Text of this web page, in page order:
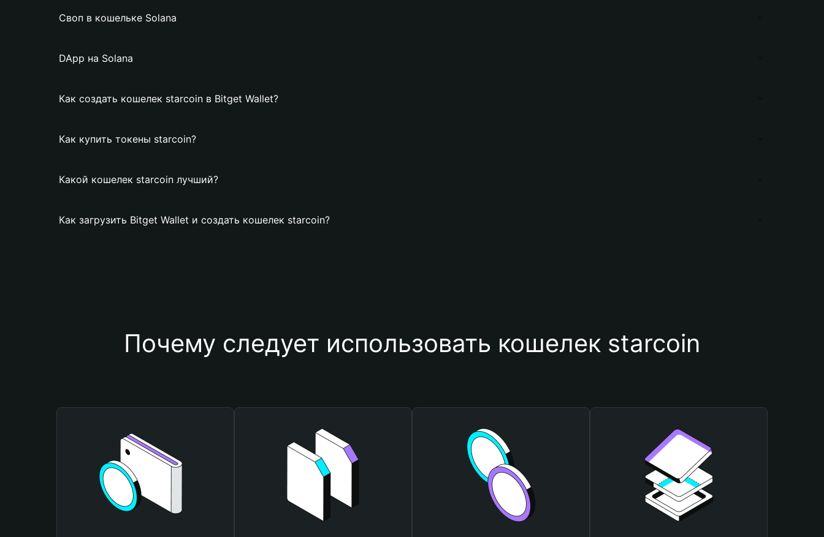
Своп в кошельке Solana
DApp на Solana
Как создать кошелек starcoin в Bitget Wallet?
Как купить токены starcoin?
Какой кошелек starcoin лучший?
Как загрузить Bitget Wallet и создать кошелек starcoin?
Почему следует использовать кошелек starcoin